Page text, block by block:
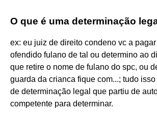
O que é uma determinação
ex: eu juiz de direito condeno vc a
ofendido fulano de tal ou determino ao
que retire o nome de fulano do spc, ou
guarda da crianca fique com...; tudo
de determinação legal que partiu de
competente para determinar.